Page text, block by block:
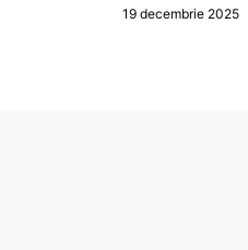
19 decembrie 2025